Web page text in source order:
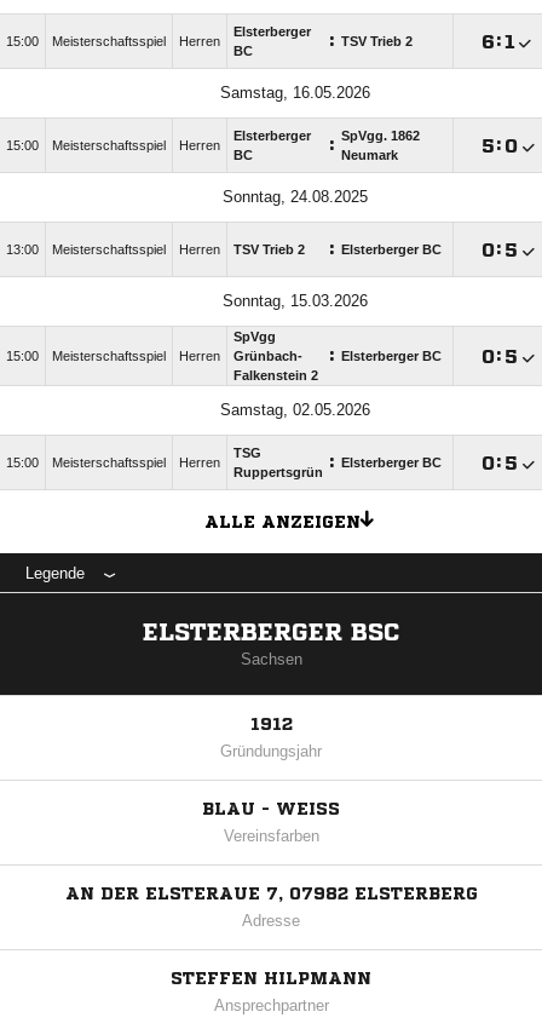
15:00 Meisterschaftsspiel Herren
Elsterberger
BC
: TSV Trieb 2 :
Samstag, 16.05.2026
15:00 Meisterschaftsspiel Herren
Elsterberger
BC
: SpVgg. 1862
Neumark
: 
Sonntag, 24.08.2025
13:00 Meisterschaftsspiel Herren TSV Trieb 2 : Elsterberger BC : 
Sonntag, 15.03.2026
15:00 Meisterschaftsspiel Herren
SpVgg
Grünbach-
Falkenstein 2
: Elsterberger BC : 
Samstag, 02.05.2026
15:00 Meisterschaftsspiel Herren
TSG
Ruppertsgrün : Elsterberger BC : 
ALLE ANZEIGEN
Legende
ELSTERBERGER BSC
Sachsen
1912
Gründungsjahr
BLAU - WEISS
Vereinsfarben
AN DER ELSTERAUE 7, 07982 ELSTERBERG
Adresse
STEFFEN HILPMANN
Ansprechpartner